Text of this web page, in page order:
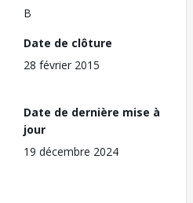
B
Date de clôture
28 février 2015
Date de dernière mise à
jour
19 décembre 2024